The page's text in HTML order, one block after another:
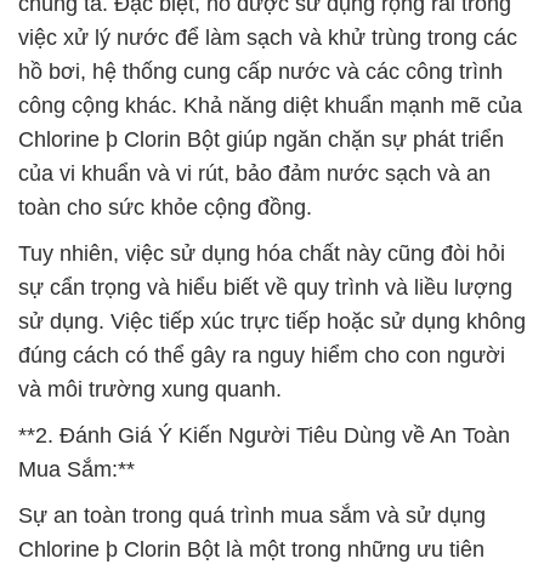
việc xử lý nước để làm sạch và khử trùng trong các
hồ bơi, hệ thống cung cấp nước và các công trình
công cộng khác. Khả năng diệt khuẩn mạnh mẽ của
Chlorine þ Clorin Bột giúp ngăn chặn sự phát triển
của vi khuẩn và vi rút, bảo đảm nước sạch và an
toàn cho sức khỏe cộng đồng.
Tuy nhiên, việc sử dụng hóa chất này cũng đòi hỏi
sự cẩn trọng và hiểu biết về quy trình và liều lượng
sử dụng. Việc tiếp xúc trực tiếp hoặc sử dụng không
đúng cách có thể gây ra nguy hiểm cho con người
và môi trường xung quanh.
**2. Đánh Giá Ý Kiến Người Tiêu Dùng về An Toàn
Mua Sắm:**
Sự an toàn trong quá trình mua sắm và sử dụng
Chlorine þ Clorin Bột là một trong những ưu tiên